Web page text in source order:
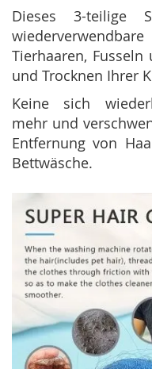
Dieses 3-teilige
Tierhaaren,
und Trocknen Ihrer
Keine sich
mehr und
Entfernung von
Bettwäsche.